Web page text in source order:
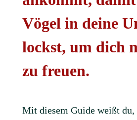
Vögel in deine
lockst, um dich
zu freuen.
Mit diesem Guide weißt du,